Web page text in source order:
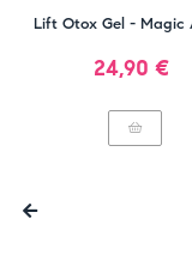
Lift Otox Gel - Magic
Prix
24,90 €